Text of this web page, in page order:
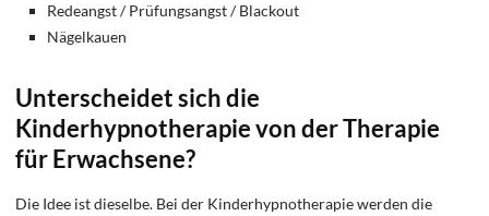
Redeangst / Prüfungsangst / Blackout
Nägelkauen
Unterscheidet sich die
Kinderhypnotherapie von der Therapie
für Erwachsene?
Die Idee ist dieselbe. Bei der Kinderhypnotherapie werden die